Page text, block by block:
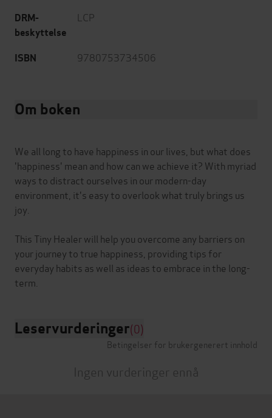
DRM-
beskyttelse
LCP
ISBN 9780753734506
Om boken
We all long to have happiness in our lives, but what does
'happiness' mean and how can we achieve it? With myriad
ways to distract ourselves in our modern-day
environment, it's easy to overlook what truly brings us
joy.
This Tiny Healer will help you overcome any barriers on
your journey to true happiness, providing tips for
everyday habits as well as ideas to embrace in the long-
Leservurderinger(0)
Betingelser for brukergenerert innhold
Ingen vurderinger ennå